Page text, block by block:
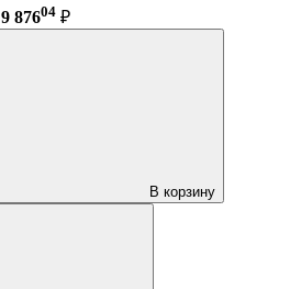
9 87604 ₽
В корзину